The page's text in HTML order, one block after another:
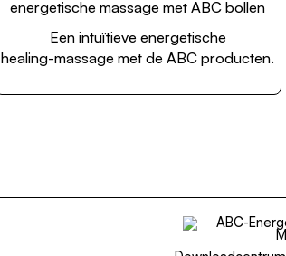
Een intuïtieve energetische
healing-massage met de ABC producten.